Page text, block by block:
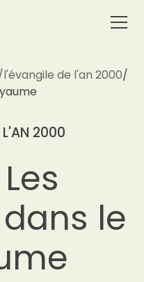
l'évangile de l'an 2000/
L'AN 2000
le